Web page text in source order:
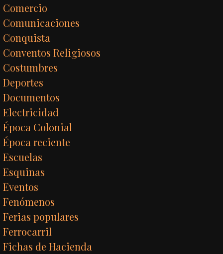
Comercio
Comunicaciones
Conquista
Conventos Religiosos
Costumbres
Deportes
Documentos
Electricidad
Época Colonial
Época reciente
Escuelas
Esquinas
Eventos
Fenómenos
Ferias populares
Ferrocarril
Fichas de Hacienda